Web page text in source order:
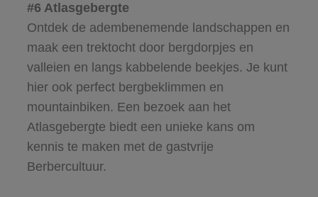
#6 Atlasgebergte
Ontdek de adembenemende landschappen en
maak een trektocht door bergdorpjes en
valleien en langs kabbelende beekjes. Je kunt
hier ook perfect bergbeklimmen en
mountainbiken. Een bezoek aan het
Atlasgebergte biedt een unieke kans om
kennis te maken met de gastvrije
Berbercultuur.